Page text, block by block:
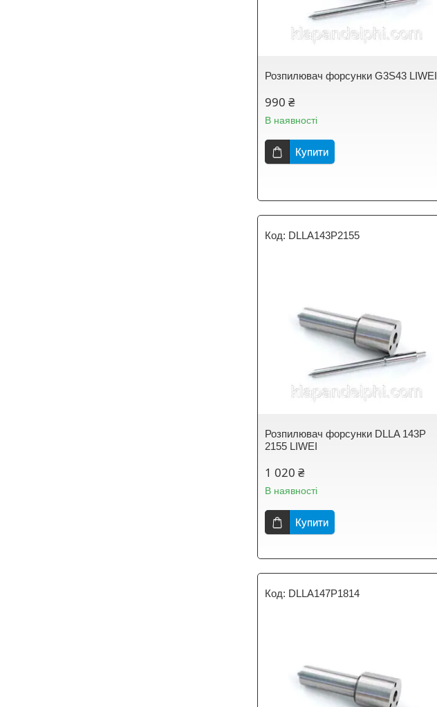
Розпилювач форсунки G3S43 LIWEI
990 ₴
В наявності
Купити
DLLA143P2155
Розпилювач форсунки DLLA 143P
2155 LIWEI
1 020 ₴
В наявності
Купити
DLLA147P1814